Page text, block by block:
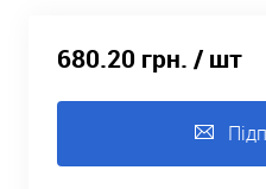
680.20 грн. / шт